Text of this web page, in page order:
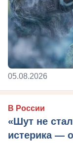
05.08.2026
В России
«Шут не
истерика —